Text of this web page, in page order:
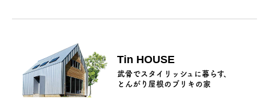
Tin HOUSE
武骨でスタイリッシュに暮らす、
とんがり屋根のブリキの家